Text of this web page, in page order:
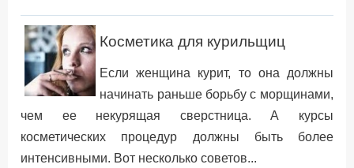
Косметика для курильщиц
Если женщина курит, то она должны
начинать раньше борьбу с морщинами,
чем ее некурящая сверстница. А курсы
косметических процедур должны быть более
интенсивными. Вот несколько советов...